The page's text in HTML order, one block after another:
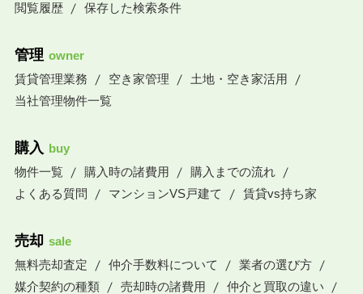
閲覧履歴
保存した検索条件
管理 owner
賃貸管理業務
空き家管理
土地・空き家活用
当社管理物件一覧
購入 buy
物件一覧
購入時の諸費用
購入までの流れ
よくある質問
マンションVS戸建て 賃貸vs持ち家
売却 sale
無料売却査定
仲介手数料について
業者の選び方
媒介契約の種類
売却時の諸費用
仲介と買取の違い